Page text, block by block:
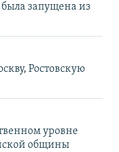
запущена из
Ростовскую
уровне
общины